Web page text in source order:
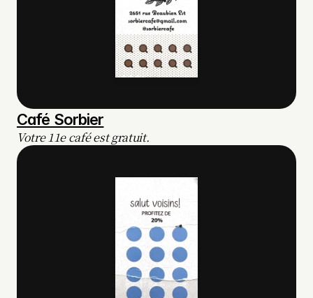
Café Sorbier
Votre 11e café est gratuit.